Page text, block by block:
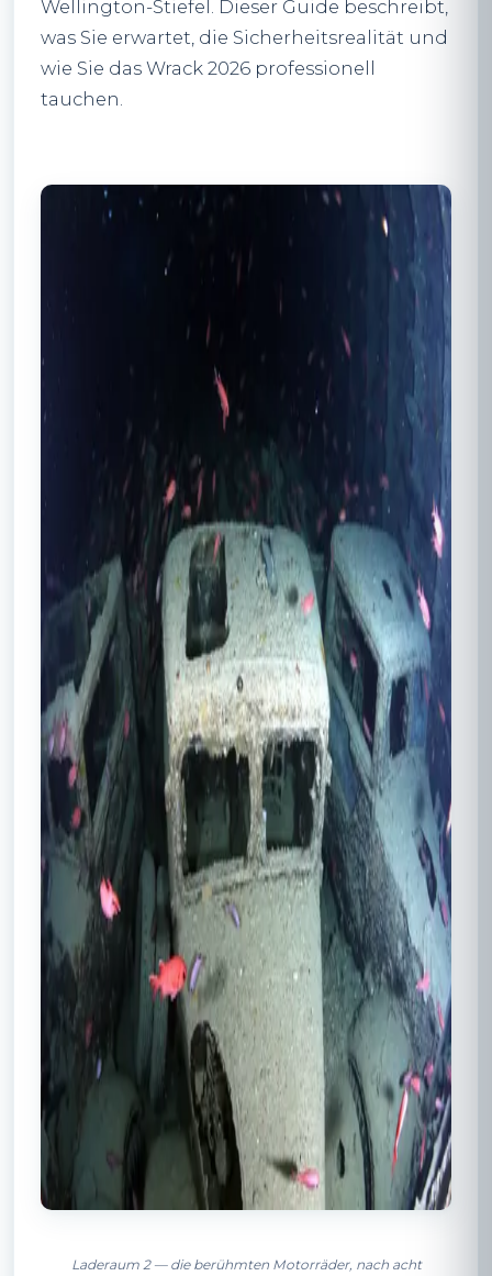
Wellington-Stiefel. Dieser Guide beschreibt,
was Sie erwartet, die Sicherheitsrealität und
wie Sie das Wrack 2026 professionell
tauchen.
Laderaum 2 — die berühmten Motorräder, nach acht